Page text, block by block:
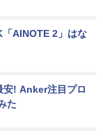
AINOTE 2」はな
安! Anker注目プロ
た